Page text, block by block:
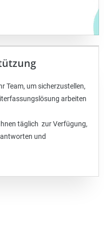
Team, um sicherzustellen,
arbeiten
täglich zur Verfügung,
und